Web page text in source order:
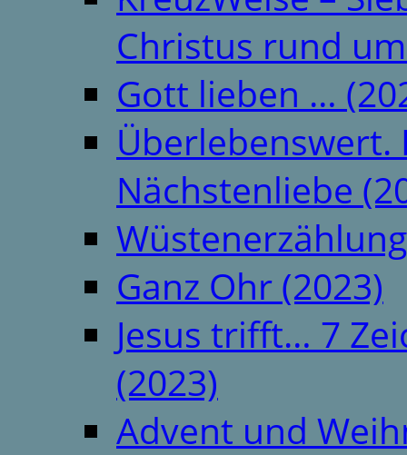
Christus rund
Gott lieben …
Überlebenswert.
Nächstenliebe
Ganz Ohr (2023)
Jesus trifft… 7
(2023)
Advent und